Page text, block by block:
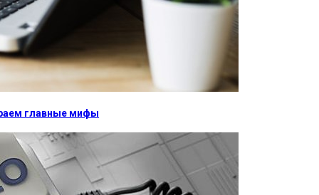
главные мифы